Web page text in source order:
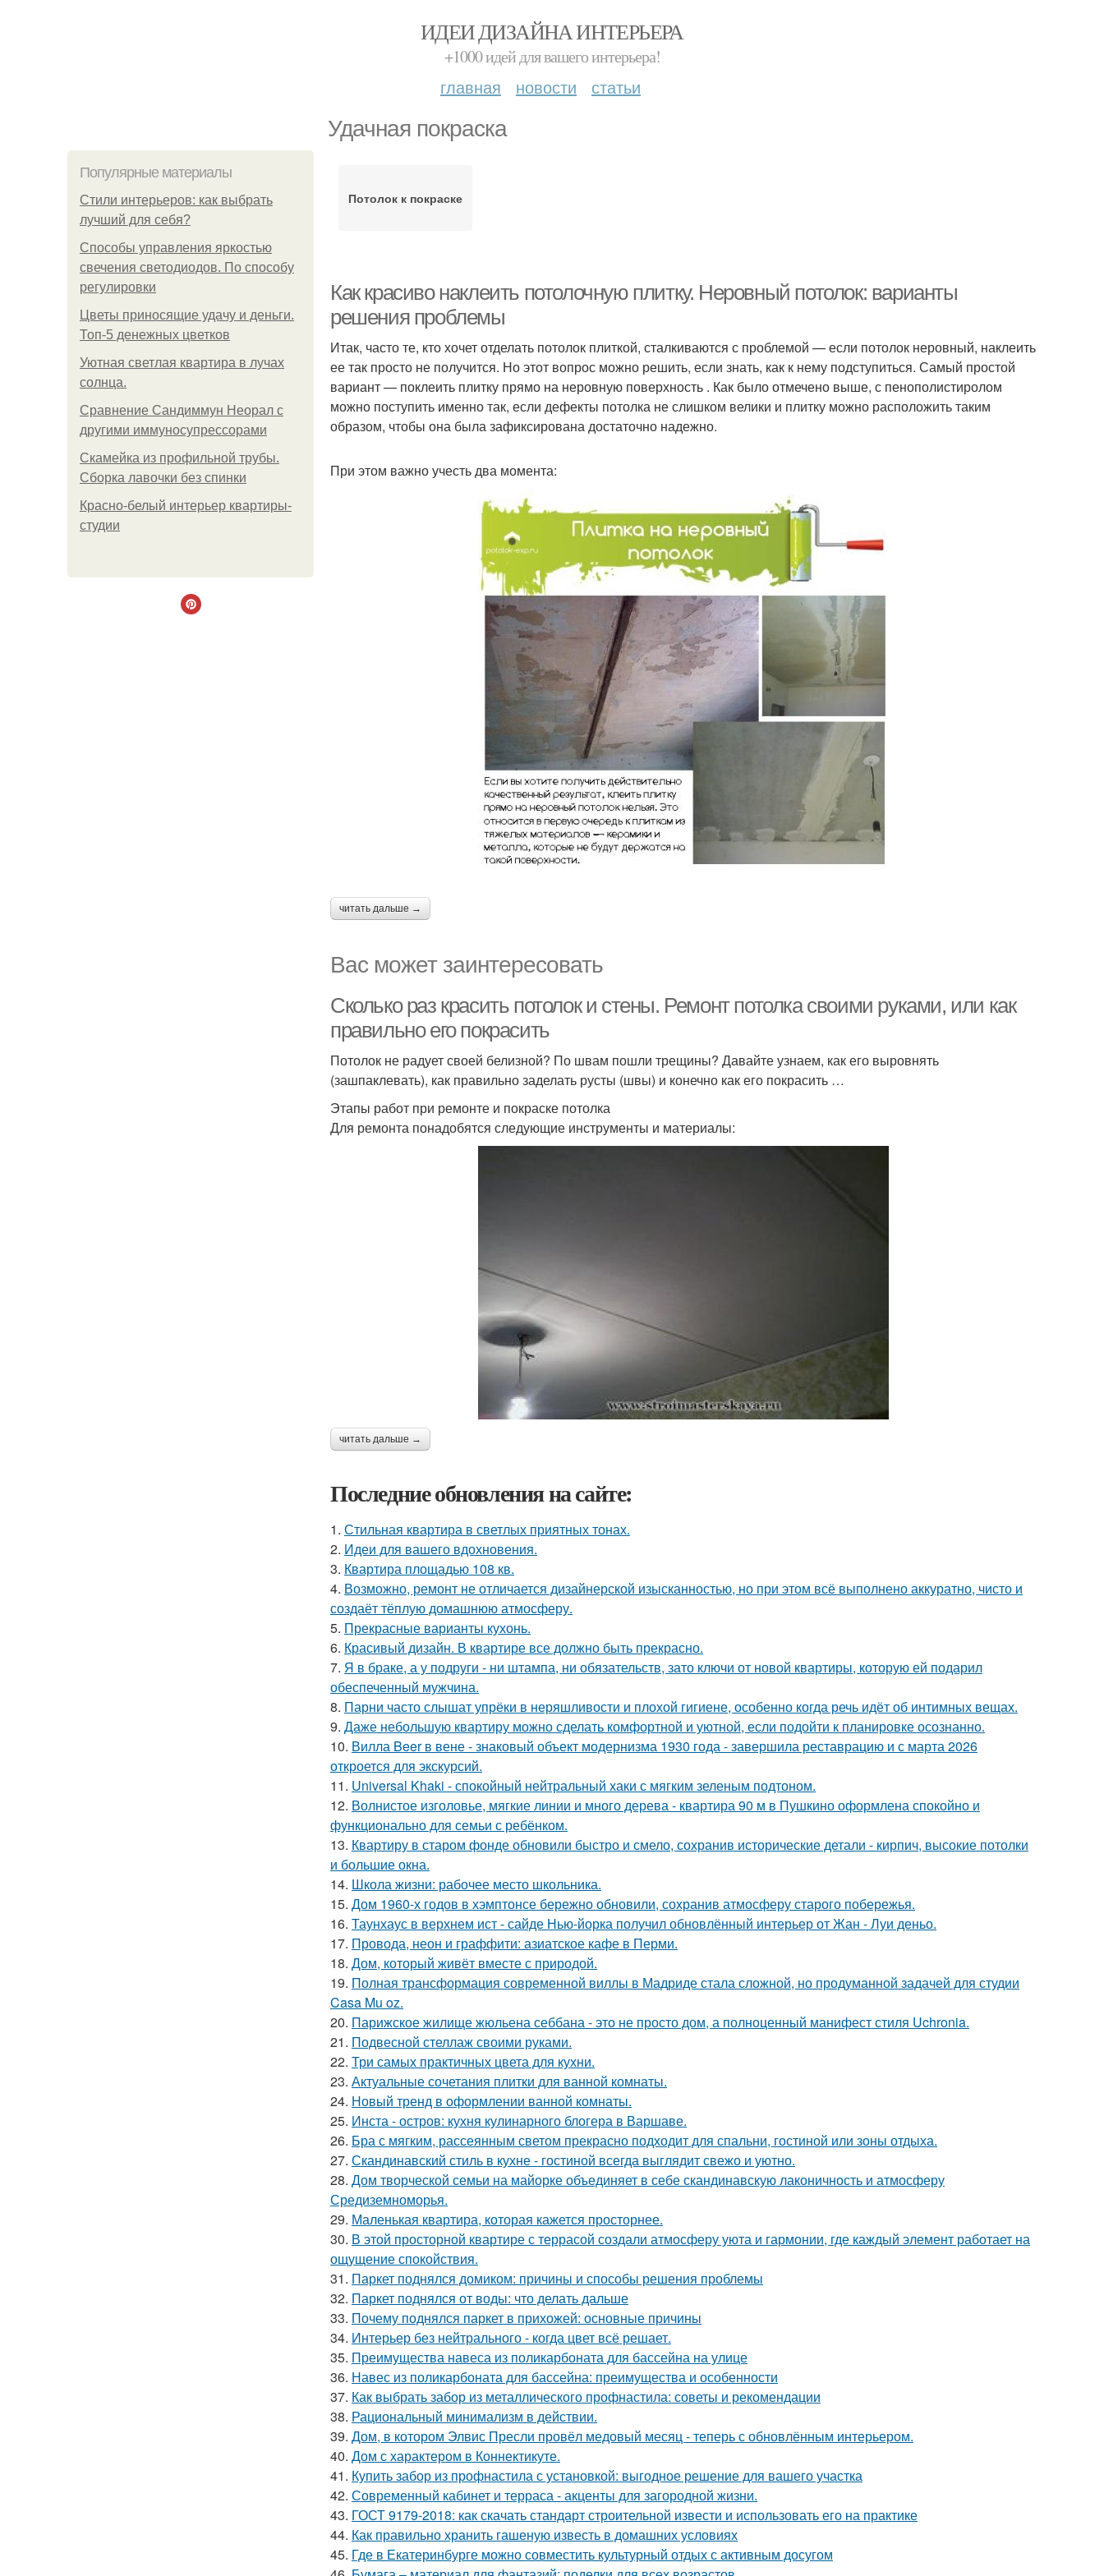
ИДЕИ ДИЗАЙНА ИНТЕРЬЕРА
+1000 идей для вашего интерьера!
главная новости статьи
Удачная покраска
Популярные материалы
Стили интерьеров: как выбрать
лучший для себя?
Способы управления яркостью
свечения светодиодов. По способу
регулировки
Цветы приносящие удачу и деньги.
Топ-5 денежных цветков
Уютная светлая квартира в лучах
солнца.
Сравнение Сандиммун Неорал с
другими иммуносупрессорами
Скамейка из профильной трубы.
Сборка лавочки без спинки
Красно-белый интерьер квартиры-
студии
Потолок к покраске
Как красиво наклеить потолочную плитку. Неровный потолок: варианты
решения проблемы
Итак, часто те, кто хочет отделать потолок плиткой, сталкиваются с проблемой — если потолок неровный, наклеить
ее так просто не получится. Но этот вопрос можно решить, если знать, как к нему подступиться. Самый простой
вариант — поклеить плитку прямо на неровную поверхность . Как было отмечено выше, с пенополистиролом
можно поступить именно так, если дефекты потолка не слишком велики и плитку можно расположить таким
образом, чтобы она была зафиксирована достаточно надежно.
При этом важно учесть два момента:
читать дальше →
Вас может заинтересовать
Сколько раз красить потолок и стены. Ремонт потолка своими руками, или как
правильно его покрасить
Потолок не радует своей белизной? По швам пошли трещины? Давайте узнаем, как его выровнять
(зашпаклевать), как правильно заделать русты (швы) и конечно как его покрасить …
Этапы работ при ремонте и покраске потолка
Для ремонта понадобятся следующие инструменты и материалы:
читать дальше →
Последние обновления на сайте:
1. Стильная квартира в светлых приятных тонах.
2. Идеи для вашего вдохновения.
3. Квартира площадью 108 кв.
4. Возможно, ремонт не отличается дизайнерской изысканностью, но при этом всё выполнено аккуратно, чисто и
создаёт тёплую домашнюю атмосферу.
5. Прекрасные варианты кухонь.
6. Красивый дизайн. В квартире все должно быть прекрасно.
7. Я в браке, а у подруги - ни штампа, ни обязательств, зато ключи от новой квартиры, которую ей подарил
обеспеченный мужчина.
8. Парни часто слышат упрёки в неряшливости и плохой гигиене, особенно когда речь идёт об интимных вещах.
9. Даже небольшую квартиру можно сделать комфортной и уютной, если подойти к планировке осознанно.
10. Вилла Beer в вене - знаковый объект модернизма 1930 года - завершила реставрацию и с марта 2026
откроется для экскурсий.
11. Universal Khaki - спокойный нейтральный хаки с мягким зеленым подтоном.
12. Волнистое изголовье, мягкие линии и много дерева - квартира 90 м в Пушкино оформлена спокойно и
функционально для семьи с ребёнком.
13. Квартиру в старом фонде обновили быстро и смело, сохранив исторические детали - кирпич, высокие потолки
и большие окна.
14. Школа жизни: рабочее место школьника.
15. Дом 1960-х годов в хэмптонсе бережно обновили, сохранив атмосферу старого побережья.
16. Таунхаус в верхнем ист - сайде Нью-йорка получил обновлённый интерьер от Жан - Луи деньо.
17. Провода, неон и граффити: азиатское кафе в Перми.
18. Дом, который живёт вместе с природой.
19. Полная трансформация современной виллы в Мадриде стала сложной, но продуманной задачей для студии
Casa Mu oz.
20. Парижское жилище жюльена себбана - это не просто дом, а полноценный манифест стиля Uchronia.
21. Подвесной стеллаж своими руками.
22. Три самых практичных цвета для кухни.
23. Актуальные сочетания плитки для ванной комнаты.
24. Новый тренд в оформлении ванной комнаты.
25. Инста - остров: кухня кулинарного блогера в Варшаве.
26. Бра с мягким, рассеянным светом прекрасно подходит для спальни, гостиной или зоны отдыха.
27. Скандинавский стиль в кухне - гостиной всегда выглядит свежо и уютно.
28. Дом творческой семьи на майорке объединяет в себе скандинавскую лаконичность и атмосферу
Средиземноморья.
29. Маленькая квартира, которая кажется просторнее.
30. В этой просторной квартире с террасой создали атмосферу уюта и гармонии, где каждый элемент работает на
ощущение спокойствия.
31. Паркет поднялся домиком: причины и способы решения проблемы
32. Паркет поднялся от воды: что делать дальше
33. Почему поднялся паркет в прихожей: основные причины
34. Интерьер без нейтрального - когда цвет всё решает.
35. Преимущества навеса из поликарбоната для бассейна на улице
36. Навес из поликарбоната для бассейна: преимущества и особенности
37. Как выбрать забор из металлического профнастила: советы и рекомендации
38. Рациональный минимализм в действии.
39. Дом, в котором Элвис Пресли провёл медовый месяц - теперь с обновлённым интерьером.
40. Дом с характером в Коннектикуте.
41. Купить забор из профнастила с установкой: выгодное решение для вашего участка
42. Современный кабинет и терраса - акценты для загородной жизни.
43. ГОСТ 9179-2018: как скачать стандарт строительной извести и использовать его на практике
44. Как правильно хранить гашеную известь в домашних условиях
45. Где в Екатеринбурге можно совместить культурный отдых с активным досугом